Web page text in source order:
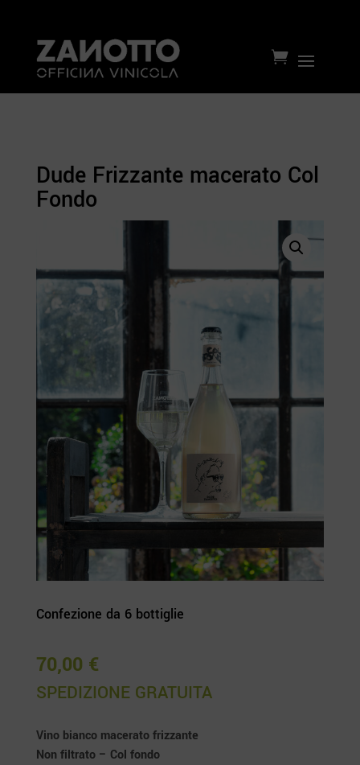

Dude Frizzante macerato Col
Fondo
Confezione da 6 bottiglie
70,00 €
Vino bianco macerato frizzante
Non filtrato – Col fondo